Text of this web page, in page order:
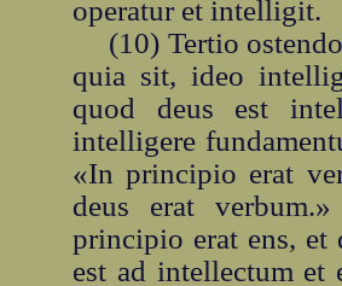
operatur et intelligit.
(10) Tertio
quia sit, ideo
quod deus est
intelligere
«In principio erat
deus erat
principio erat ens, et
est ad intellectum et